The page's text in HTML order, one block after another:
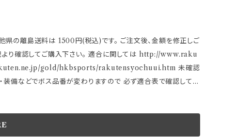
装備などでボス品番が変わりますので 必ず適合表で確認して下
造が、＋と－の2極端子になっているタイプ を取り付ける際に
ーネスが必要な、お車も